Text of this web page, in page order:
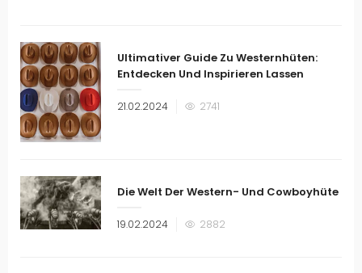
Ultimativer Guide Zu Westernhüten:
Entdecken Und Inspirieren Lassen
Veröffentlicht
21.02.2024 2741
Die Welt Der Western- Und Cowboyhüte
Veröffentlicht
19.02.2024 2882